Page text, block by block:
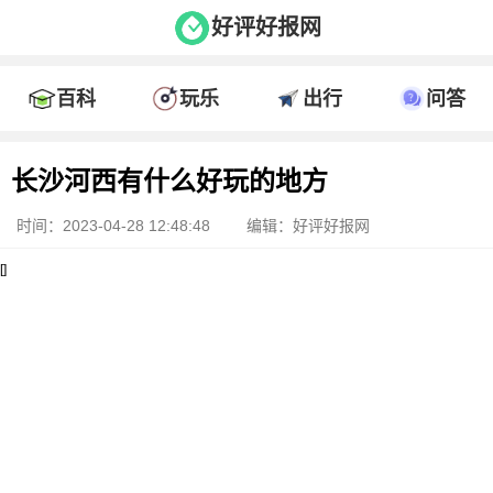
好评好报网
百科 玩乐 出行 问答
长沙河西有什么好玩的地方
时间：2023-04-28 12:48:48 编辑：好评好报网
[]